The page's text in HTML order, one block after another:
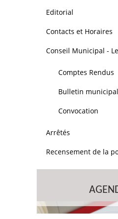
Editorial
Contacts et Horaires
Conseil Municipal -
Comptes Rendus
Bulletin municipal
Convocation
Arrêtés
Recensement de la